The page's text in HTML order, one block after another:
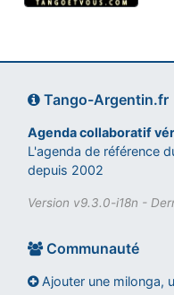
Tango-Argentin.fr
Agenda collaboratif
L'agenda de référence
depuis 2002
Version v9.3.0-i18n -
Communauté
Ajouter une milonga,